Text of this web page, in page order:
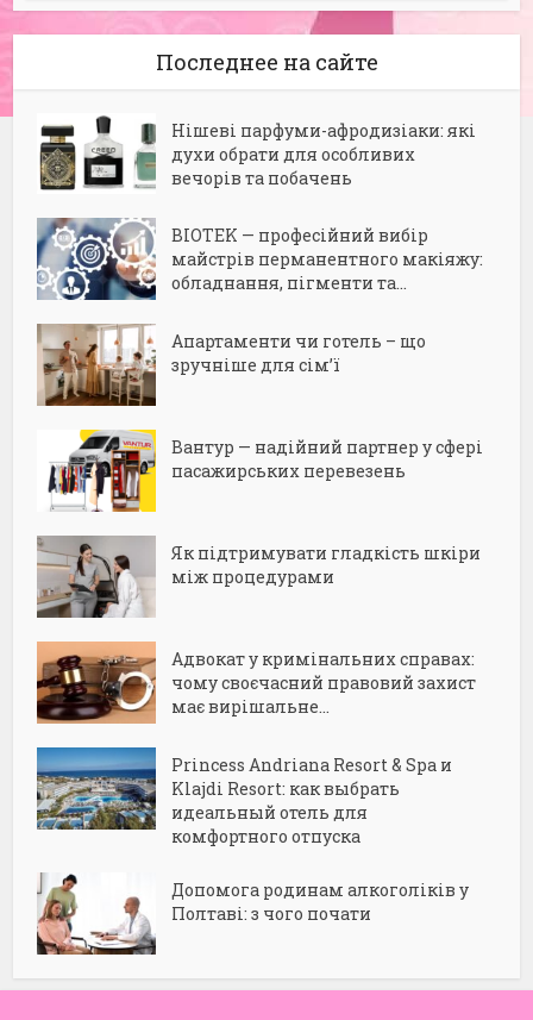
Последнее на сайте
Нішеві парфуми-афродизіаки: які
духи обрати для особливих
вечорів та побачень
BIOTEK — професійний вибір
майстрів перманентного макіяжу:
обладнання, пігменти та...
Апартаменти чи готель – що
зручніше для сім’ї
Вантур — надійний партнер у сфері
пасажирських перевезень
Як підтримувати гладкість шкіри
між процедурами
Адвокат у кримінальних справах:
чому своєчасний правовий захист
має вирішальне...
Princess Andriana Resort & Spa и
Klajdi Resort: как выбрать
идеальный отель для
комфортного отпуска
Допомога родинам алкоголіків у
Полтаві: з чого почати